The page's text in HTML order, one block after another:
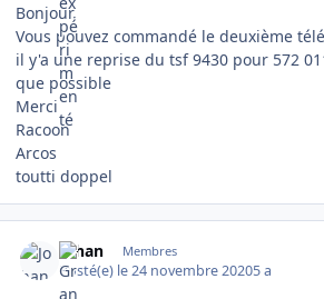
Bonjour,
Vous pouvez commandé le deuxième
il y'a une reprise du tsf 9430 pour 572
que possible
Merci
Racoon
Arcos
toutti doppel
Johan Membres
Posté(e) le 24 novembre 20205 a